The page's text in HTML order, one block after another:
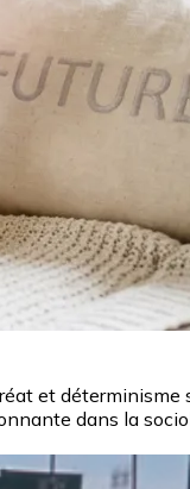
et déterminisme
dans la